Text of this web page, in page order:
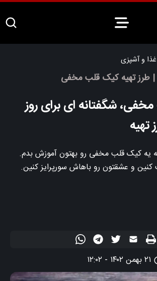
غذا و آشپزی
تهیه کیک قلب مخفی
شگفتانه‌ ای برای روز
تهیه
یه کیک قلب مخفی رو بهتون آموزش بدم.
و عشقتون رو باهاش سورپرایز کنین.
۲۱ بهمن ۱۴۰۲ - ۱۲:۰۲